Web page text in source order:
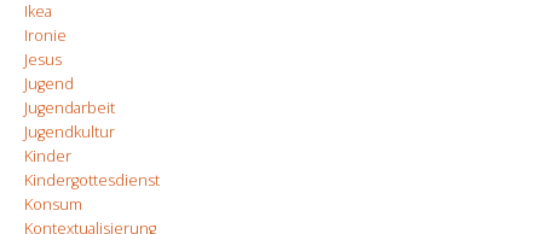
Ikea
Ironie
Jesus
Jugend
Jugendarbeit
Jugendkultur
Kinder
Kindergottesdienst
Konsum
Kontextualisierung